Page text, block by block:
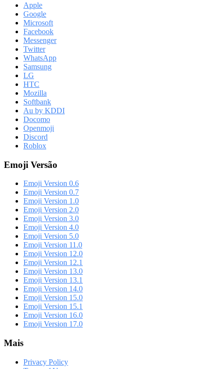
Apple
Google
Microsoft
Facebook
Messenger
Twitter
WhatsApp
Samsung
LG
HTC
Mozilla
Softbank
Au by KDDI
Docomo
Openmoji
Discord
Roblox
Emoji Versão
Emoji Version 0.6
Emoji Version 0.7
Emoji Version 1.0
Emoji Version 2.0
Emoji Version 3.0
Emoji Version 4.0
Emoji Version 5.0
Emoji Version 11.0
Emoji Version 12.0
Emoji Version 12.1
Emoji Version 13.0
Emoji Version 13.1
Emoji Version 14.0
Emoji Version 15.0
Emoji Version 15.1
Emoji Version 16.0
Emoji Version 17.0
Mais
Privacy Policy